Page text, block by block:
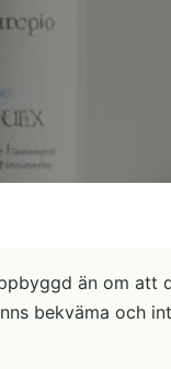
än om att
bekväma och